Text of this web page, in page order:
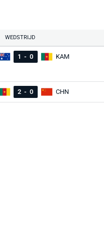
WEDSTRIJD
1 - 0
KAM
2 - 0 CHN